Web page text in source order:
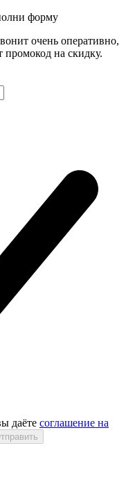
форму
очень оперативно,
на скидку.
даёте соглашение на